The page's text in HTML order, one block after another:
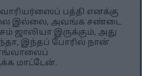
பத்தி எனக்கு
இல்லை, அவங்க சண்டை
ஜாலியா இருக்கும், அது
இந்தப் போரில் நான்
மாட்டேன்.